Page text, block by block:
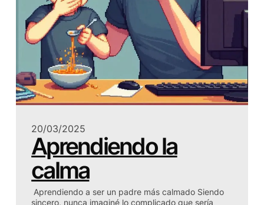
20/03/2025
Aprendiendo la
calma
Aprendiendo a ser un padre más calmado Siendo
sincero, nunca imaginé lo complicado que sería